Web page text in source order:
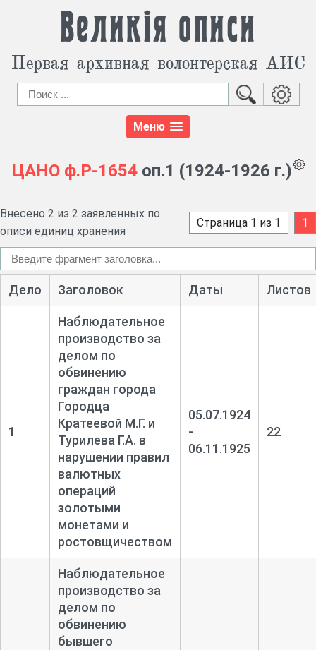
Великія описи
Первая архивная волонтерская АИС
Меню
ЦАНО ф.Р-1654оп.1 (1924-1926 г.)
Внесено 2 из 2 заявленных по
описи единиц хранения
Страница 1 из 1 1
Дело Заголовок Даты Листов
1
Наблюдательное
производство за
делом по
обвинению
граждан города
Городца
Кратеевой М.Г. и
Турилева Г.А. в
нарушении правил
валютных
операций
золотыми
монетами и
ростовщичеством
05.07.1924
-
06.11.1925
22
Наблюдательное
производство за
делом по
обвинению
бывшего